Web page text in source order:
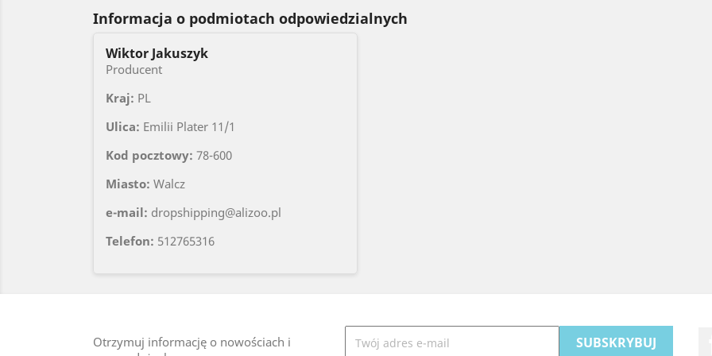
Informacja o podmiotach odpowiedzialnych
Wiktor Jakuszyk
Producent
Kraj: PL
Ulica: Emilii Plater 11/1
Kod pocztowy: 78-600
Miasto: Walcz
e-mail: dropshipping@alizoo.pl
Telefon: 512765316
Otrzymuj informację o nowościach i